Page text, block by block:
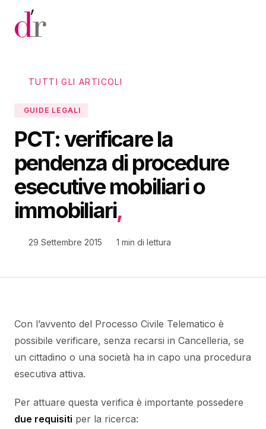
Vai al contenuto principale
TUTTI GLI ARTICOLI
GUIDE LEGALI
PCT: verificare la
pendenza di procedure
esecutive mobiliari o
immobiliari,
29 Settembre 2015 1 min di lettura
Con l’avvento del Processo Civile Telematico è
possibile verificare, senza recarsi in Cancelleria, se
un cittadino o una società ha in capo una procedura
esecutiva attiva.
Per attuare questa verifica è importante possedere
due requisiti per la ricerca: